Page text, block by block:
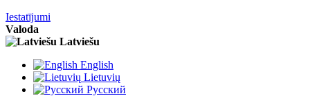
Iestatījumi
Valoda
Latviešu
English
Lietuvių
Pусский